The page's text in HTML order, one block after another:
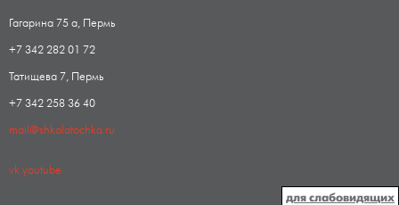
Гагарина 75 а, Пермь
+7 342 282 01 72
Татищева 7, Пермь
+7 342 258 36 40
mail@shkolatochka.ru
vkyoutube
для слабовидящих